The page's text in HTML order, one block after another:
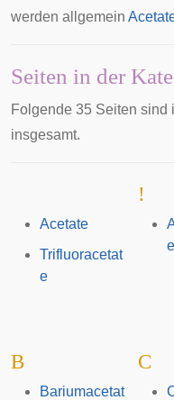
werden allgemein
Seiten in der
Folgende 35 Seiten sind
insgesamt.
Acetate
Trifluoracetat
e
!
B
Bariumacetat
C